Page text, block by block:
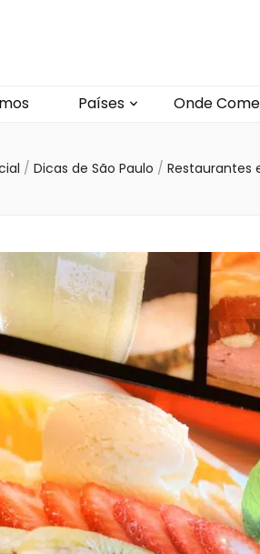
Países Onde
/ Dicas de São Paulo / Restaurantes